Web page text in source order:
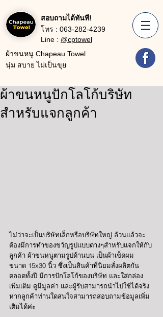
สอบถามได้ทันที!
โทร : 063-282-4239
Line : @cptowel
ผ้าขนหนู Chapeau Towel
นุ่ม สบาย ไม่เป็นขุย
ผ้าขนหนูปักโลโก้บริษัท
สำหรับแจกลูกค้า
ไม่ว่าจะเป็นบริษัทเล็กหรือบริษัทใหญ่ ล้วนแล้วจะ
ต้องมีการทำของขวัญรูปแบบต่างๆสำหรับแจกให้กับ
ลูกค้า ผ้าขนหนูตามรูปด้านบน เป็นผ้าเช็ดผม
ขนาด 15x30 นิ้ว ซึ่งเป็นสินค้าที่นิยมสั่งผลิตกัน
ตลอดทั้งปี มีการปักโลโก้ของบริษัท และใส่กล่อง
เพิ่มเติม ดูมีมูลค่า และผู้รับสามารถนำไปใช้ได้จริง
หากลูกค้าท่านใดสนใจสามารถสอบถามข้อมูลเพิ่ม
เติมได้ค่ะ